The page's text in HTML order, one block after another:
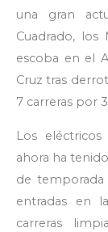
una gran
Cuadrado, los
escoba en el
Cruz tras
7 carreras por
Los
ahora ha
de
entradas en
carreras